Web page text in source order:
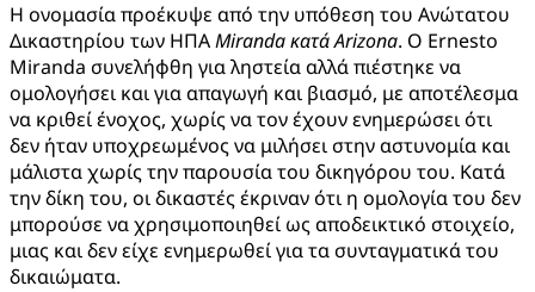
Η ονομασία προέκυψε από την υπόθεση του Ανώτατου
Δικαστηρίου των ΗΠΑMirandaκατάArizona. Ο Ernesto
Miranda συνελήφθη για ληστεία αλλά πιέστηκε να
ομολογήσει και για απαγωγή και βιασμό, με αποτέλεσμα
να κριθεί ένοχος, χωρίς να τον έχουν ενημερώσει ότι
δεν ήταν υποχρεωμένος να μιλήσει στην αστυνομία και
μάλιστα χωρίς την παρουσία του δικηγόρου του. Κατά
την δίκη του, οι δικαστές έκριναν ότι η ομολογία του δεν
μπορούσε να χρησιμοποιηθεί ως αποδεικτικό στοιχείο,
μιας και δεν είχε ενημερωθεί για τα συνταγματικά του
δικαιώματα.